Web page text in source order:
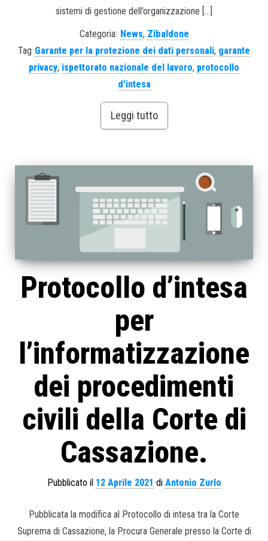
sistemi di gestione dell’organizzazione […]
Categoria: News, Zibaldone
Tag Garante per la protezione dei dati personali, garante
privacy, ispettorato nazionale del lavoro, protocollo
d'intesa
Leggi tutto
Protocollo d’intesa
per
l’informatizzazione
dei procedimenti
civili della Corte di
Cassazione.
Pubblicato il 12 Aprile 2021 di Antonio Zurlo
Pubblicata la modifica al Protocollo di intesa tra la Corte
Suprema di Cassazione, la Procura Generale presso la Corte di